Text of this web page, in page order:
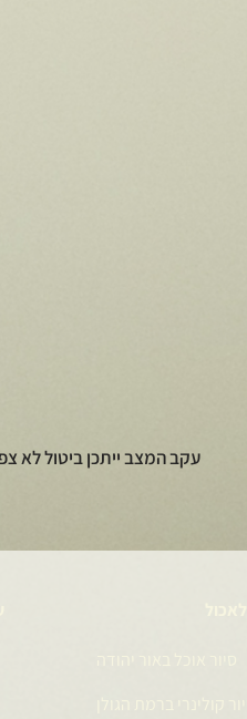
עקב המצב ייתכן ביטול לא